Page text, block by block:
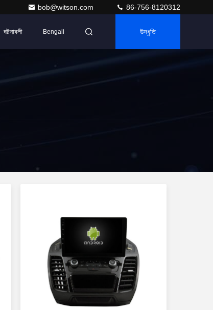
bob@witson.com 86-756-8120312
ঘটনাবলী Bengali উদ্ধৃতি